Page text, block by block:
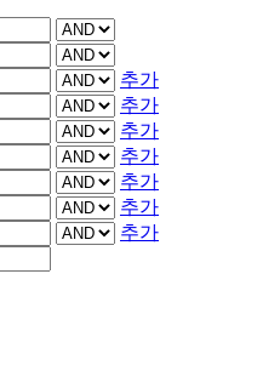
추가
추가
추가
추가
추가
추가
추가